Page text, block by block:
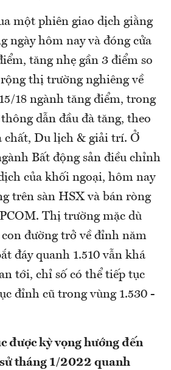
một phiên giao dịch giằng
ngày hôm nay và đóng cửa
tăng nhẹ gần 3 điểm so
thị trường nghiêng về
18 ngành tăng điểm, trong
dẫn đầu đà tăng, theo
chất, Du lịch & giải trí. Ở
Bất động sản điều chỉnh
của khối ngoại, hôm nay
trên sàn HSX và bán ròng
Thị trường mặc dù
đường trở về đỉnh năm
đáy quanh 1.510 vẫn khá
tới, chỉ số có thể tiếp tục
đỉnh cũ trong vùng 1.530 -
được kỳ vọng hướng đến
tháng 1/2022 quanh